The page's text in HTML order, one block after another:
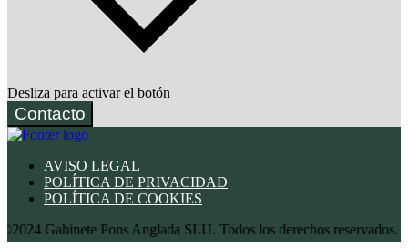
Desliza para activar el botón
Contacto
AVISO LEGAL
POLÍTICA DE PRIVACIDAD
POLÍTICA DE COOKIES
Pons Anglada SLU. Todos los derechos reservados.